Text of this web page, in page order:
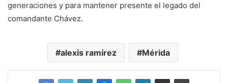
generaciones y para mantener presente el legado del
comandante Chávez.
alexis ramírez Mérida